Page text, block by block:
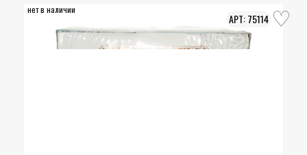
нет в наличии
75114